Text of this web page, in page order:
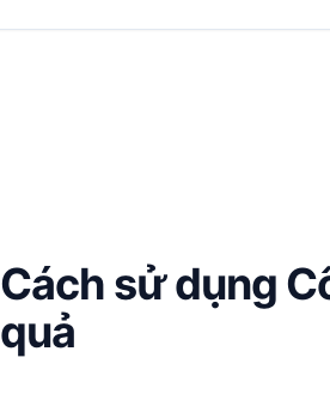
Cách sử dụng
quả